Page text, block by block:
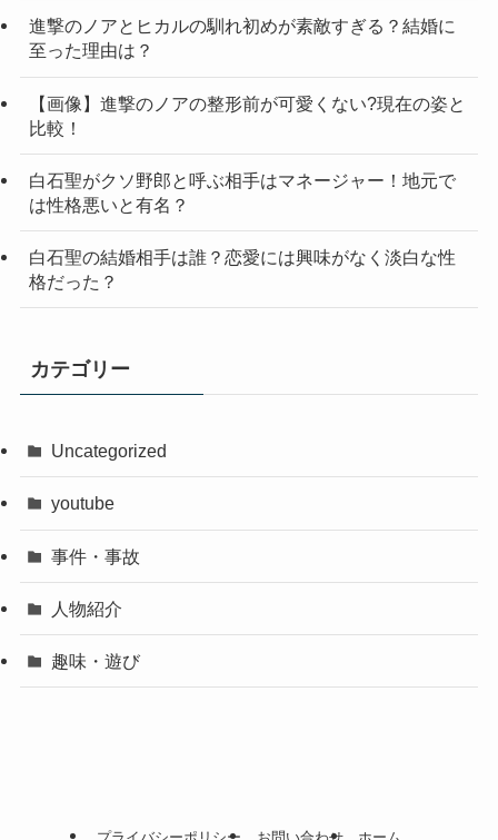
進撃のノアとヒカルの馴れ初めが素敵すぎる？結婚に
至った理由は？
【画像】進撃のノアの整形前が可愛くない?現在の姿と
比較！
白石聖がクソ野郎と呼ぶ相手はマネージャー！地元で
は性格悪いと有名？
白石聖の結婚相手は誰？恋愛には興味がなく淡白な性
格だった？
カテゴリー
Uncategorized
youtube
事件・事故
人物紹介
趣味・遊び